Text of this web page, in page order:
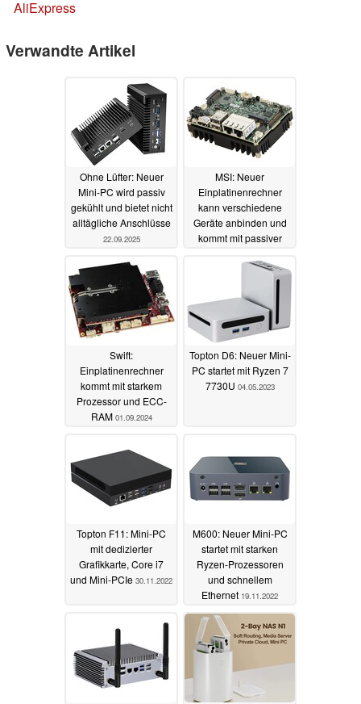
AliExpress
Verwandte Artikel
Ohne Lüfter: Neuer
Mini-PC wird passiv
gekühlt und bietet nicht
alltägliche Anschlüsse
22.09.2025
MSI: Neuer
Einplatinenrechner
kann verschiedene
Geräte anbinden und
kommt mit passiver
Swift:
Einplatinenrechner
kommt mit starkem
Prozessor und ECC-
RAM 01.09.2024
Topton D6: Neuer Mini-
PC startet mit Ryzen 7
7730U 04.05.2023
Topton F11: Mini-PC
mit dedizierter
Grafikkarte, Core i7
und Mini-PCIe 30.11.2022
M600: Neuer Mini-PC
startet mit starken
Ryzen-Prozessoren
und schnellem
Ethernet 19.11.2022